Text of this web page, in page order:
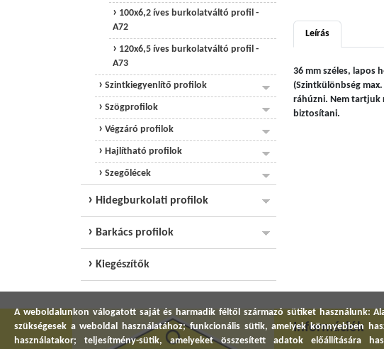
100x6,2 íves burkolatváltó profil -
A72
120x6,5 íves burkolatváltó profil -
A73
Szintkiegyenlítő profilok
Szögprofilok
Végzáró profilok
Hajlítható profilok
Szegőlécek
Hidegburkolati profilok
Barkács profilok
Kiegészítők
Leírás
36 mm széles, lapos
(Szintkülönbség
ráhúzni. Nem tartjuk
biztosítani.
Információk
A weboldalunkon válogatott saját és harmadik féltől származó sütiket használunk:
szükségesek a weboldal használatához; funkcionális sütik, amelyek könnyebben
használatakor; teljesítmény-sütik, amelyeket összesített adatok előállítására